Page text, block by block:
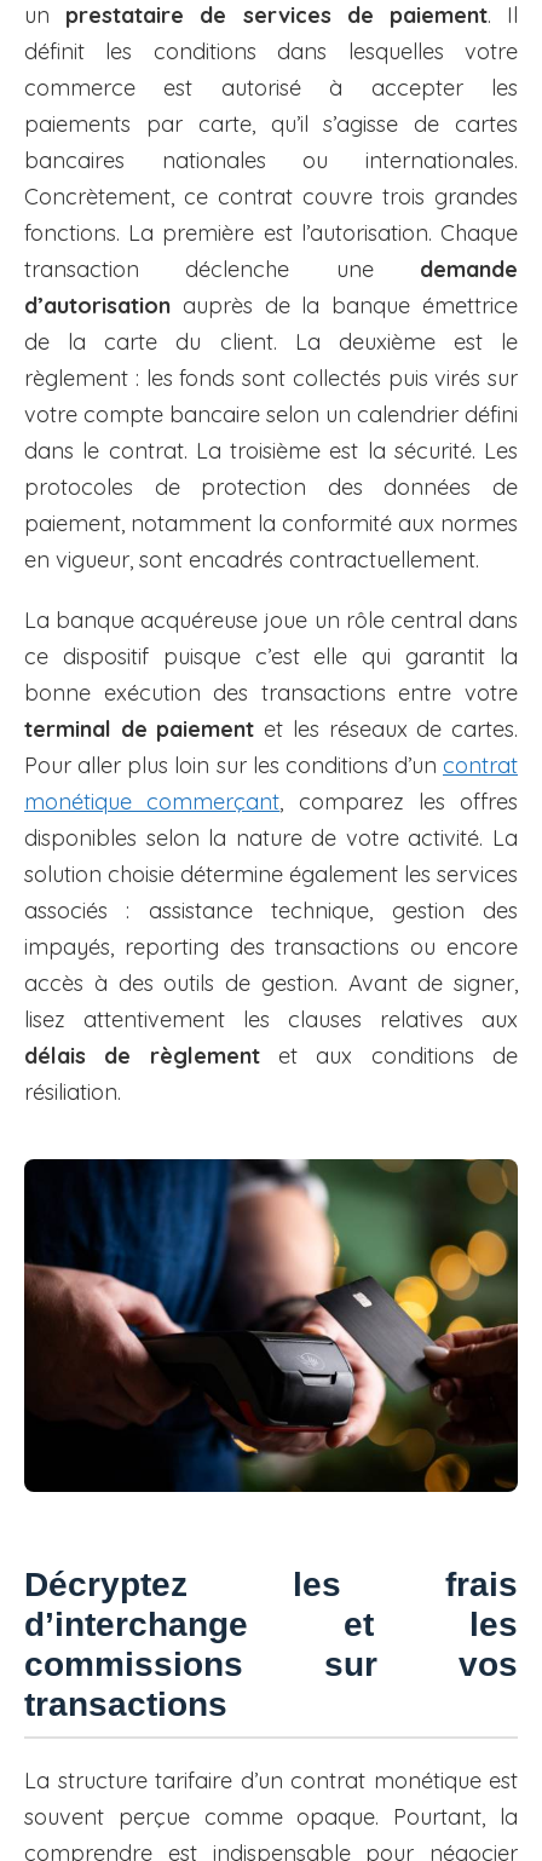
un prestataire de services de paiement. Il
définit les conditions dans lesquelles votre
commerce est autorisé à accepter les
paiements par carte, qu’il s’agisse de cartes
bancaires nationales ou internationales.
Concrètement, ce contrat couvre trois grandes
fonctions. La première est l’autorisation. Chaque
transaction déclenche une demande
d’autorisation auprès de la banque émettrice
de la carte du client. La deuxième est le
règlement : les fonds sont collectés puis virés sur
votre compte bancaire selon un calendrier défini
dans le contrat. La troisième est la sécurité. Les
protocoles de protection des données de
paiement, notamment la conformité aux normes
en vigueur, sont encadrés contractuellement.
La banque acquéreuse joue un rôle central dans
ce dispositif puisque c’est elle qui garantit la
bonne exécution des transactions entre votre
terminal de paiement et les réseaux de cartes.
Pour aller plus loin sur les conditions d’un contrat
monétique commerçant, comparez les offres
disponibles selon la nature de votre activité. La
solution choisie détermine également les services
associés : assistance technique, gestion des
impayés, reporting des transactions ou encore
accès à des outils de gestion. Avant de signer,
lisez attentivement les clauses relatives aux
délais de règlementet aux conditions de
résiliation.
Décryptez les frais
d’interchange et les
commissions sur vos
transactions
La structure tarifaire d’un contrat monétique est
souvent perçue comme opaque. Pourtant, la
comprendre est indispensable pour négocier